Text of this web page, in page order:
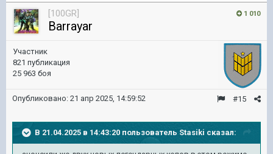
1 010
[100GR]
Barrayar
Участник
821 публикация
25 963 боя
#15
Опубликовано: 21 апр 2025, 14:59:52
В 21.04.2025 в 14:43:20 пользователь Stasiki сказал: